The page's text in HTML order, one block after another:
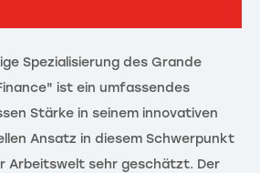
Spezialisierung des Grande
ist ein umfassendes
Stärke in seinem innovativen
Ansatz in diesem Schwerpunkt
Arbeitswelt sehr geschätzt. Der